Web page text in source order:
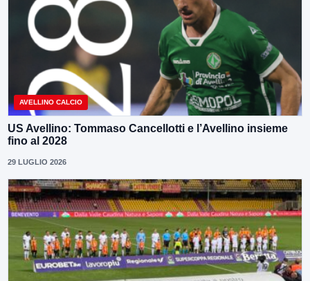
AVELLINO CALCIO
US Avellino: Tommaso Cancellotti e l’Avellino insieme
fino al 2028
29 LUGLIO 2026